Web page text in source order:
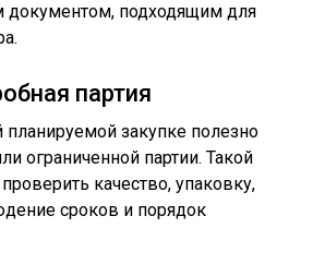
документом, подходящим для
партия
закупке полезно
ограниченной партии. Такой
качество, упаковку,
сроков и порядок